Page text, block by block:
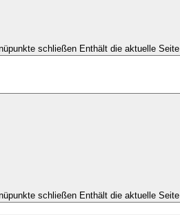
schließen Enthält die aktuelle Seite
schließen Enthält die aktuelle Seite